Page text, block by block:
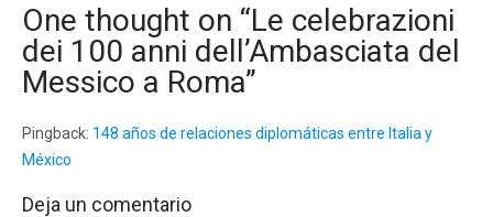
One thought on “Le celebrazioni
dei 100 anni dell’Ambasciata del
Messico a Roma”
Pingback: 148 años de relaciones diplomáticas entre Italia y
México
Deja un comentario